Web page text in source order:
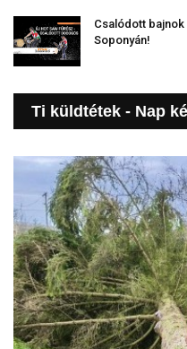
Csalódott
Soponyán!
Ti küldtétek - Nap